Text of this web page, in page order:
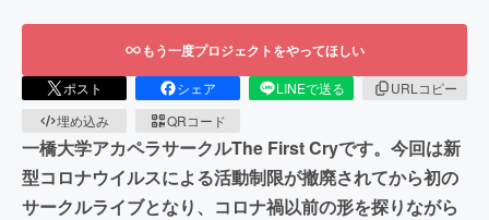
もう一度プロジェクトをやってほしい
ポスト シェア LINEで送る
URLコピー
埋め込み
QRコード
一橋大学アカペラサークルThe First Cryです。今回は新
型コロナウイルスによる活動制限が撤廃されてから初の
サークルライブとなり、コロナ禍以前の形を探りながら